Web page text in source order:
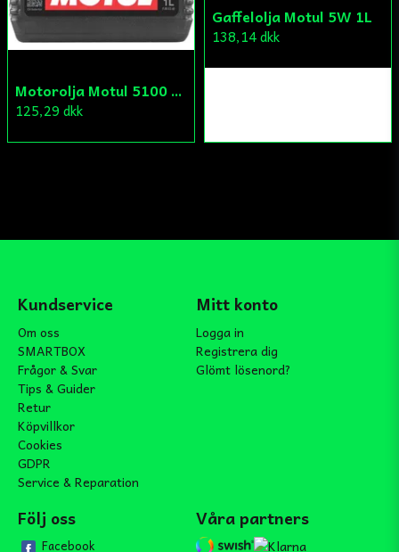
Motorolja Motul 5100 4T 10W-40 1L
125,29 dkk
Gaffelolja Motul 5W 1L
138,14 dkk
Kundservice
Om oss
SMARTBOX
Frågor & Svar
Tips & Guider
Retur
Köpvillkor
Cookies
GDPR
Service & Reparation
Mitt konto
Logga in
Registrera dig
Glömt lösenord?
Följ oss
Facebook
Våra partners